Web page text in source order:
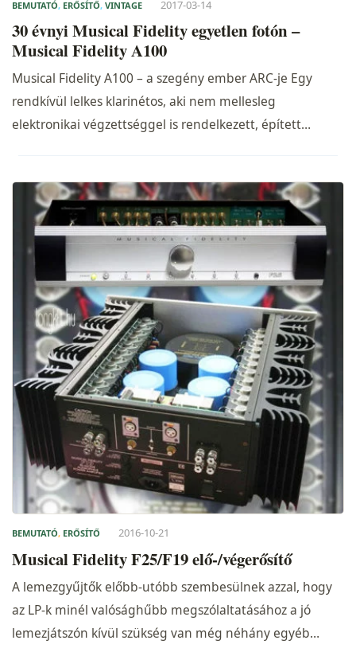
BEMUTATÓ, ERŐSÍTŐ, VINTAGE 2017-03-14
30 évnyi Musical Fidelity egyetlen fotón –
Musical Fidelity A100
Musical Fidelity A100 – a szegény ember ARC-je Egy
rendkívül lelkes klarinétos, aki nem mellesleg
elektronikai végzettséggel is rendelkezett, épített…
BEMUTATÓ, ERŐSÍTŐ 2016-10-21
Musical Fidelity F25/F19 elő-/végerősítő
A lemezgyűjtők előbb-utóbb szembesülnek azzal, hogy
az LP-k minél valósághűbb megszólaltatásához a jó
lemezjátszón kívül szükség van még néhány egyéb…